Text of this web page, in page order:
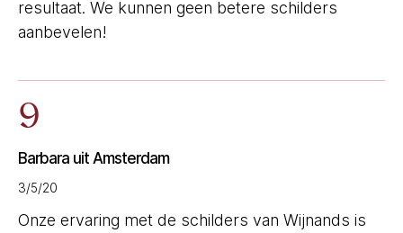
resultaat. We kunnen geen betere schilders
aanbevelen!
9
Barbara uit Amsterdam
3/5/20
Onze ervaring met de schilders van Wijnands is